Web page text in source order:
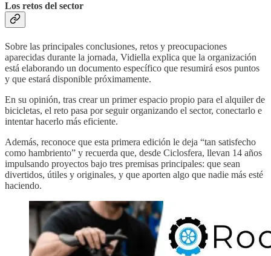
Los retos del sector
Sobre las principales conclusiones, retos y preocupaciones
aparecidas durante la jornada, Vidiella explica que la organización
está elaborando un documento específico que resumirá esos puntos
y que estará disponible próximamente.
En su opinión, tras crear un primer espacio propio para el alquiler de
bicicletas, el reto pasa por seguir organizando el sector, conectarlo e
intentar hacerlo más eficiente.
Además, reconoce que esta primera edición le deja “tan satisfecho
como hambriento” y recuerda que, desde Ciclosfera, llevan 14 años
impulsando proyectos bajo tres premisas principales: que sean
divertidos, útiles y originales, y que aporten algo que nadie más esté
haciendo.